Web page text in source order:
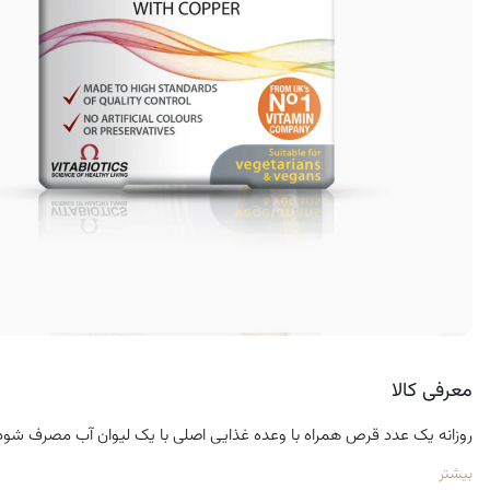
معرفی کالا
روزانه یک عدد قرص همراه با وعده غذایی اصلی با یک لیوان آب مصرف
بیشتر